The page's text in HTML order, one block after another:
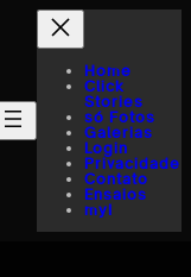
Home
Click
Stories
só Fotos
Galerias
Login
Privacidade
Contato
Ensaios
myI